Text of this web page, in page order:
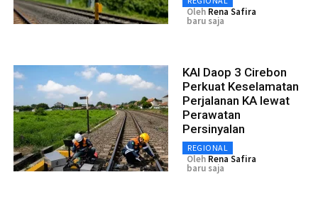
Oleh Rena Safira
baru saja
KAI Daop 3 Cirebon
Perkuat Keselamatan
Perjalanan KA lewat
Perawatan
Persinyalan
REGIONAL
Oleh Rena Safira
baru saja